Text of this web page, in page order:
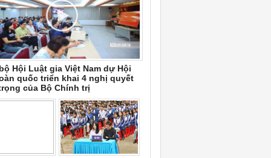
Hội Luật gia Việt Nam dự Hội
quốc triển khai 4 nghị quyết
của Bộ Chính trị